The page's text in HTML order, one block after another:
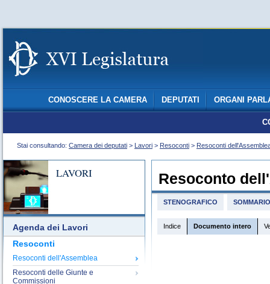
CONOSCERE LA CAMERA DEPUTATI ORGANI
Stai consultando: Camera dei deputati > Lavori > Resoconti > Resoconti
LAVORI
Agenda dei Lavori
Resoconti
Resoconti dell'Assemblea
Resoconti delle Giunte e
Commissioni
Resoconto
STENOGRAFICO SOMMARIO
Indice Documento intero